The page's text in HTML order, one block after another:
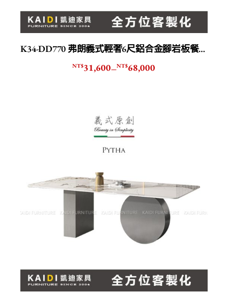
K34-DD770 弗朗義式輕奢6尺鋁合金腳岩板餐桌
NT$31,600–NT$68,000